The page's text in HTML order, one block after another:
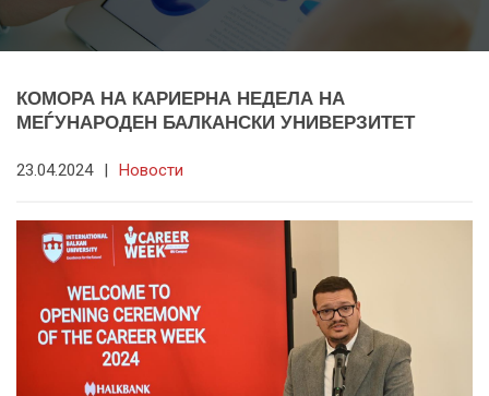
КОМОРА НА КАРИЕРНА НЕДЕЛА НА
МЕЃУНАРОДЕН БАЛКАНСКИ УНИВЕРЗИТЕТ
23.04.2024 | Новости